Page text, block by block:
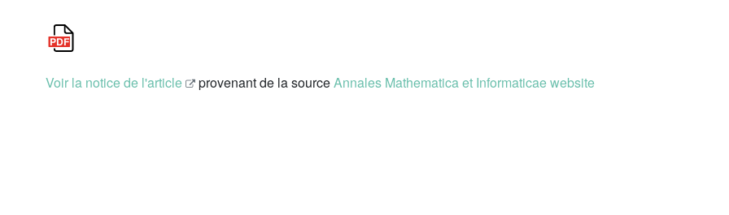
Voir la notice de l'article provenant de la sourceAnnales Mathematica et Informaticae website